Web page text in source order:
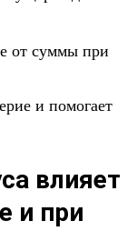
от суммы при
и помогает
влияет
и при